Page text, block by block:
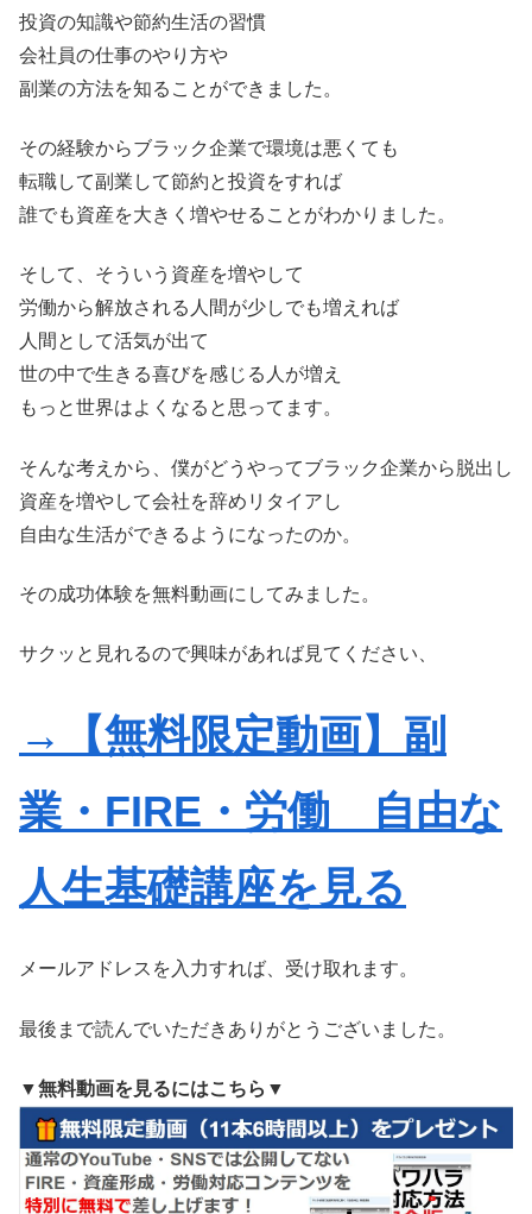
投資の知識や節約生活の習慣
会社員の仕事のやり方や
副業の方法を知ることができました。
その経験からブラック企業で環境は悪くても
転職して副業して節約と投資をすれば
誰でも資産を大きく増やせることがわかりました。
そして、そういう資産を増やして
労働から解放される人間が少しでも増えれば
人間として活気が出て
世の中で生きる喜びを感じる人が増え
もっと世界はよくなると思ってます。
そんな考えから、僕がどうやってブラック企業から脱出し
資産を増やして会社を辞めリタイアし
自由な生活ができるようになったのか。
その成功体験を無料動画にしてみました。
サクッと見れるので興味があれば見てください、
→【無料限定動画】副
業・FIRE・労働 自由な
人生基礎講座を見る
メールアドレスを入力すれば、受け取れます。
最後まで読んでいただきありがとうございました。
▼無料動画を見るにはこちら▼